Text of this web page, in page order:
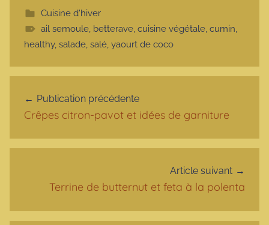
Cuisine d'hiver
ail semoule, betterave, cuisine végétale, cumin,
healthy, salade, salé, yaourt de coco
Publication précédente
Crêpes citron-pavot et idées de garniture
Article suivant
Terrine de butternut et feta à la polenta